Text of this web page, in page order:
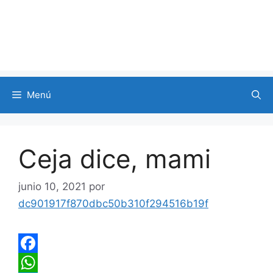
Menú
Ceja dice, mami
junio 10, 2021 por
dc901917f870dbc50b310f294516b19f
F